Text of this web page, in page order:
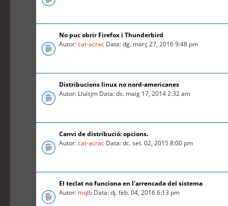
No puc obrir Firefox i Thunderbird
Autor:cat-acrac Data: dg. març 27, 2016 9:48 pm
Distribucions linux no nord-americanes
Autor: Lluísjm Data: ds. maig 17, 2014 2:32 am
Canvi de distribució: opcions.
Autor:cat-acrac Data: dc. set. 02, 2015 8:00 pm
El teclat no funciona en l'arrencada del sistema
Autor: mqlb Data: dj. feb. 04, 2016 6:13 pm